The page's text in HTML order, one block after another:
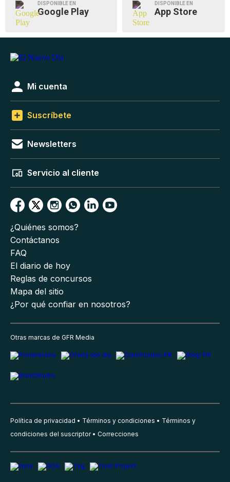
DISPONIBLE EN
Google Play
DISPONIBLE EN
App Store
Mi cuenta
Suscríbete
Newsletters
Servicio al cliente
¿Quiénes somos?
Contáctanos
FAQ
El diario de hoy
Reglas de concursos
Mapa del sitio
¿Por qué confiar en nosotros?
Otras marcas de GFR Media
Política de privacidad Términos y condiciones
Términos y
condiciones del suscriptor
Correcciones